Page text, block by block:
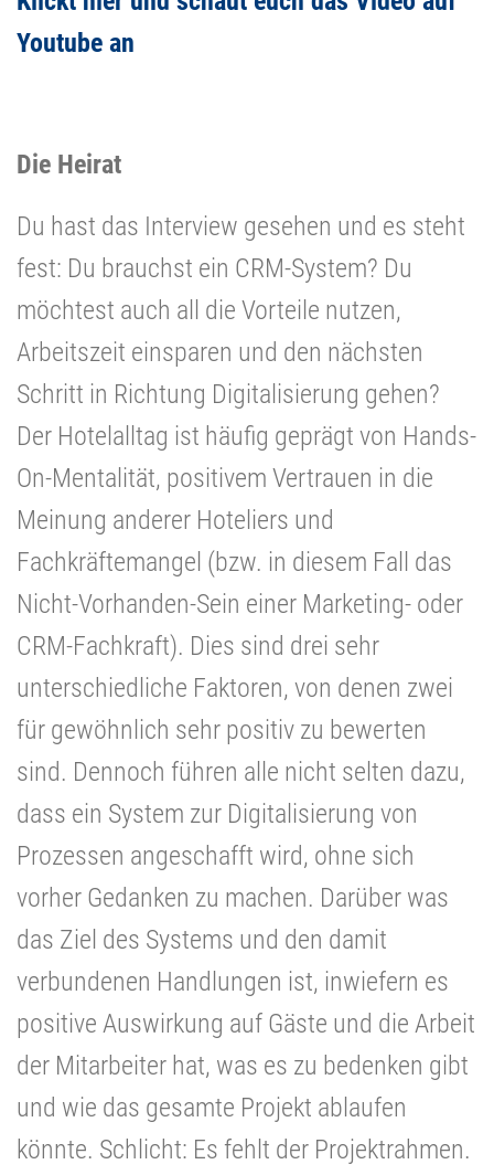
Youtube an
Die Heirat
Du hast das Interview gesehen und es steht
fest: Du brauchst ein CRM-System? Du
möchtest auch all die Vorteile nutzen,
Arbeitszeit einsparen und den nächsten
Schritt in Richtung Digitalisierung gehen?
Der Hotelalltag ist häufig geprägt von Hands-
On-Mentalität, positivem Vertrauen in die
Meinung anderer Hoteliers und
Fachkräftemangel (bzw. in diesem Fall das
Nicht-Vorhanden-Sein einer Marketing- oder
CRM-Fachkraft). Dies sind drei sehr
unterschiedliche Faktoren, von denen zwei
für gewöhnlich sehr positiv zu bewerten
sind. Dennoch führen alle nicht selten dazu,
dass ein System zur Digitalisierung von
Prozessen angeschafft wird, ohne sich
vorher Gedanken zu machen. Darüber was
das Ziel des Systems und den damit
verbundenen Handlungen ist, inwiefern es
positive Auswirkung auf Gäste und die Arbeit
der Mitarbeiter hat, was es zu bedenken gibt
und wie das gesamte Projekt ablaufen
könnte. Schlicht: Es fehlt der Projektrahmen.